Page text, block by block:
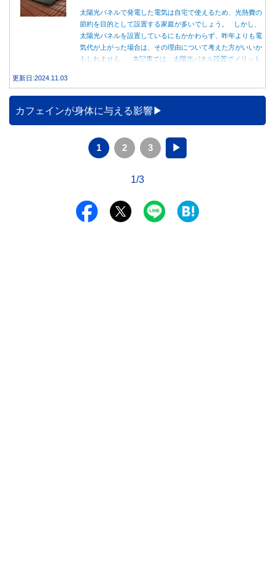
太陽光パネルで発電した電気は自宅で使えるため、光熱費の
節約を目的として設置する家庭が多いでしょう。 しかし、
太陽光パネルを設置しているにもかかわらず、昨年よりも電
気代が上がった場合は、その理由について考えた方がいいか
もしれません。 本記事では、太陽光パネル設置でメリット
更新日:2024.11.03
カフェインが身体に与える影響
1 2 3 ▶
1/3